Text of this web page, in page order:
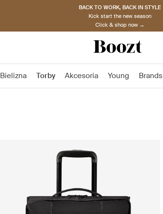
BACK TO WORK, BACK IN STYLE
Kick start the new season
Click & shop now →
Bielizna Torby Akcesoria Young Brands